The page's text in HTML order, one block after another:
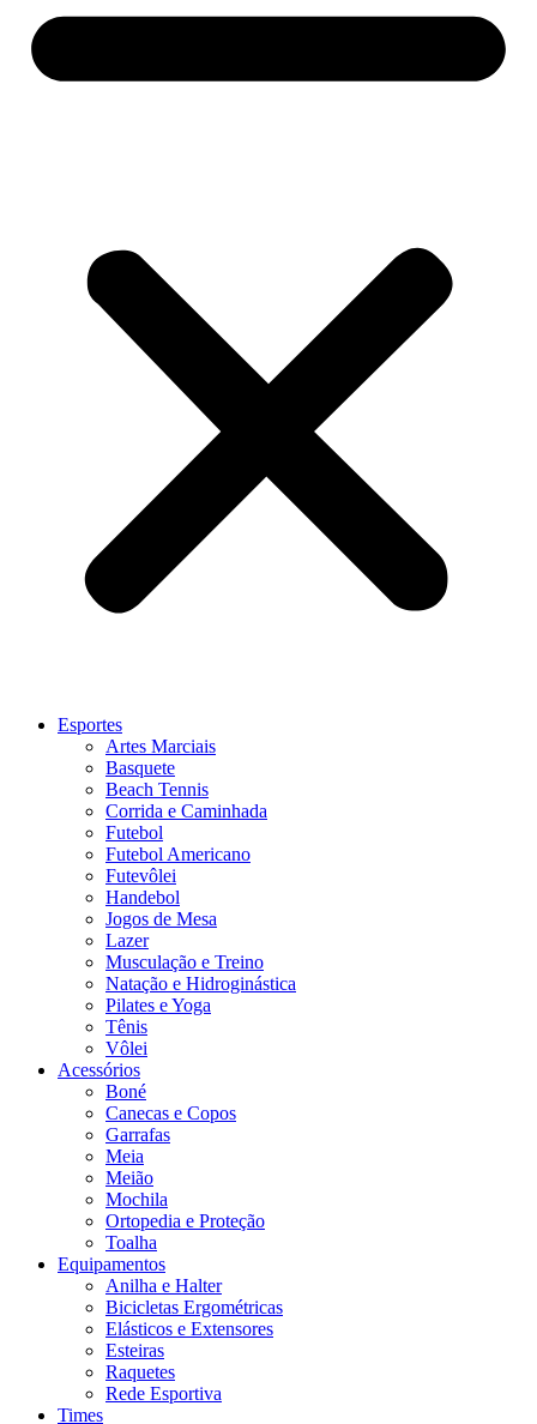
Esportes
Artes Marciais
Basquete
Beach Tennis
Corrida e Caminhada
Futebol
Futebol Americano
Futevôlei
Handebol
Jogos de Mesa
Lazer
Musculação e Treino
Natação e Hidroginástica
Pilates e Yoga
Tênis
Vôlei
Acessórios
Boné
Canecas e Copos
Garrafas
Meia
Meião
Mochila
Ortopedia e Proteção
Toalha
Equipamentos
Anilha e Halter
Bicicletas Ergométricas
Elásticos e Extensores
Esteiras
Raquetes
Rede Esportiva
Times